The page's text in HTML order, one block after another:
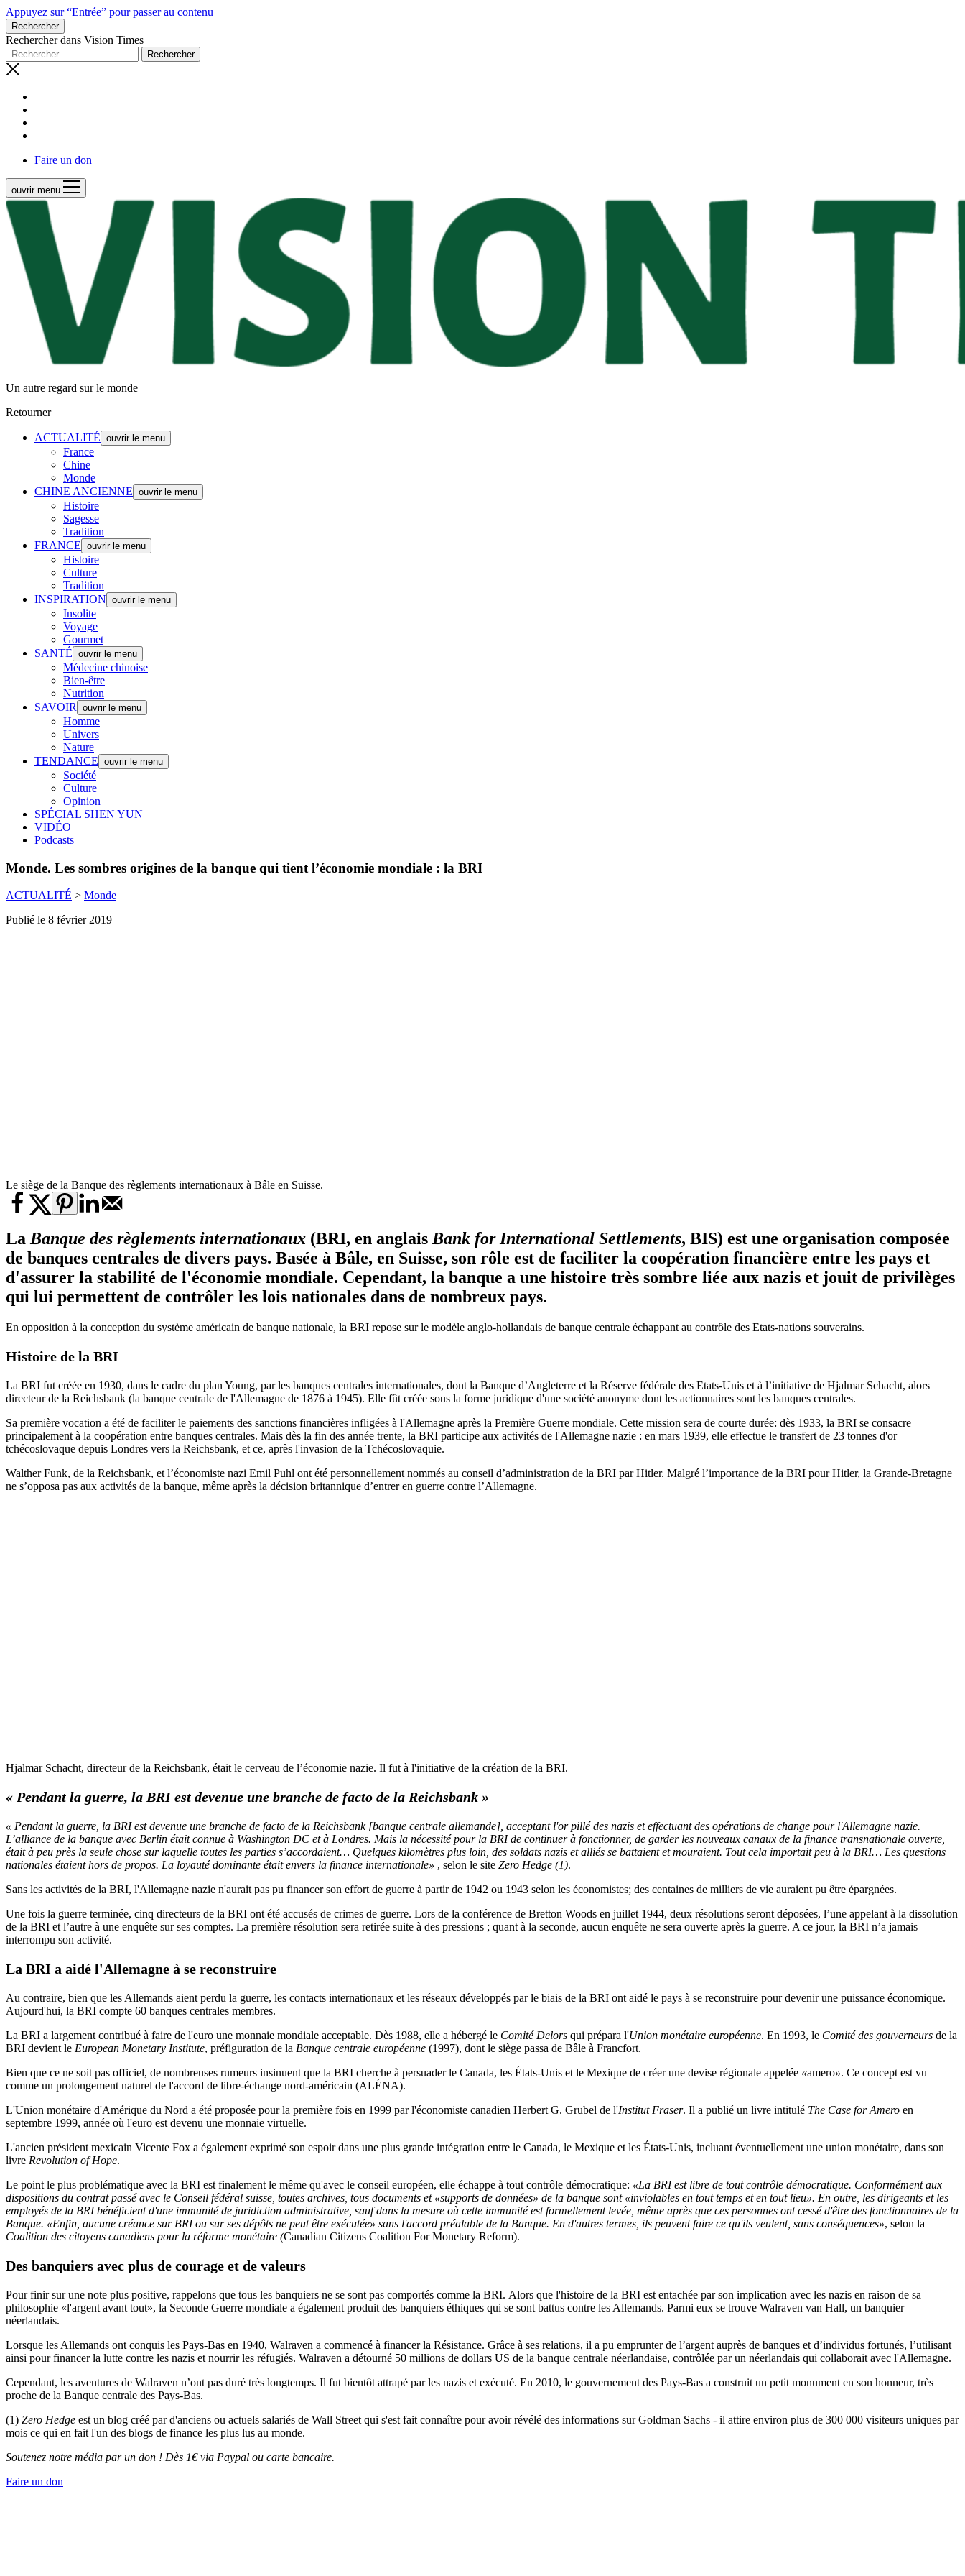
Appuyez sur “Entrée” pour passer au contenu
Rechercher
Rechercher dans Vision Times
Faire un don
ouvrir menu
Un autre regard sur le monde
Retourner
ACTUALITÉ ouvrir le menu
France
Chine
Monde
CHINE ANCIENNE ouvrir le menu
Histoire
Sagesse
Tradition
FRANCE ouvrir le menu
Histoire
Culture
Tradition
INSPIRATION ouvrir le menu
Insolite
Voyage
Gourmet
SANTÉ ouvrir le menu
Médecine chinoise
Bien-être
Nutrition
SAVOIR
ouvrir le menu
Homme
Univers
Nature
TENDANCE ouvrir le menu
Société
Culture
Opinion
SPÉCIAL SHEN YUN
VIDÉO
Podcasts
Monde. Les sombres origines de la banque qui tient l’économie mondiale : la BRI
ACTUALITÉ > Monde
Publié le 8 février 2019
Le siège de la Banque des règlements internationaux à Bâle en Suisse.
LaBanque des règlements internationaux (BRI, en anglaisBank for International Settlements, BIS) est une organisation composée
de banques centrales de divers pays. Basée à Bâle, en Suisse, son rôle est de faciliter la coopération financière entre les pays et
d'assurer la stabilité de l'économie mondiale. Cependant, la banque a une histoire très sombre liée aux nazis et jouit de privilèges
qui lui permettent de contrôler les lois nationales dans de nombreux pays.
En opposition à la conception du système américain de banque nationale, la BRI repose sur le modèle anglo-hollandais de banque centrale échappant au contrôle des Etats-nations souverains.
Histoire de la BRI
La BRI fut créée en 1930, dans le cadre du plan Young, par les banques centrales internationales, dont la Banque d’Angleterre et la Réserve fédérale des Etats-Unis et à l’initiative de Hjalmar Schacht, alors
directeur de la Reichsbank (la banque centrale de l'Allemagne de 1876 à 1945). Elle fût créée sous la forme juridique d'une société anonyme dont les actionnaires sont les banques centrales.
Sa première vocation a été de faciliter le paiements des sanctions financières infligées à l'Allemagne après la Première Guerre mondiale. Cette mission sera de courte durée: dès 1933, la BRI se consacre
principalement à la coopération entre banques centrales. Mais dès la fin des année trente, la BRI participe aux activités de l'Allemagne nazie : en mars 1939, elle effectue le transfert de 23 tonnes d'or
tchécoslovaque depuis Londres vers la Reichsbank, et ce, après l'invasion de la Tchécoslovaquie.
Walther Funk, de la Reichsbank, et l’économiste nazi Emil Puhl ont été personnellement nommés au conseil d’administration de la BRI par Hitler. Malgré l’importance de la BRI pour Hitler, la Grande-Bretagne
ne s’opposa pas aux activités de la banque, même après la décision britannique d’entrer en guerre contre l’Allemagne.
Hjalmar Schacht, directeur de la Reichsbank, était le cerveau de l’économie nazie. Il fut à l'initiative de la création de la BRI.
« Pendant la guerre, la BRI est devenue une branche de facto de la Reichsbank »
« Pendant la guerre, la BRI est devenue une branche de facto de la Reichsbank [banque centrale allemande], acceptant l'or pillé des nazis et effectuant des opérations de change pour l'Allemagne nazie.
L’alliance de la banque avec Berlin était connue à Washington DC et à Londres. Mais la nécessité pour la BRI de continuer à fonctionner, de garder les nouveaux canaux de la finance transnationale ouverte,
était à peu près la seule chose sur laquelle toutes les parties s’accordaient… Quelques kilomètres plus loin, des soldats nazis et alliés se battaient et mouraient. Tout cela importait peu à la BRI… Les questions
nationales étaient hors de propos. La loyauté dominante était envers la finance internationale» , selon le site Zero Hedge (1).
Sans les activités de la BRI, l'Allemagne nazie n'aurait pas pu financer son effort de guerre à partir de 1942 ou 1943 selon les économistes; des centaines de milliers de vie auraient pu être épargnées.
Une fois la guerre terminée, cinq directeurs de la BRI ont été accusés de crimes de guerre. Lors de la conférence de Bretton Woods en juillet 1944, deux résolutions seront déposées, l’une appelant à la dissolution
de la BRI et l’autre à une enquête sur ses comptes. La première résolution sera retirée suite à des pressions ; quant à la seconde, aucun enquête ne sera ouverte après la guerre. A ce jour, la BRI n’a jamais
interrompu son activité.
La BRI a aidé l'Allemagne à se reconstruire
Au contraire, bien que les Allemands aient perdu la guerre, les contacts internationaux et les réseaux développés par le biais de la BRI ont aidé le pays à se reconstruire pour devenir une puissance économique.
Aujourd'hui, la BRI compte 60 banques centrales membres.
La BRI a largement contribué à faire de l'euro une monnaie mondiale acceptable. Dès 1988, elle a hébergé le Comité Delors qui prépara l'Union monétaire européenne. En 1993, le Comité des gouverneurs de la
BRI devient le European Monetary Institute, préfiguration de la Banque centrale européenne (1997), dont le siège passa de Bâle à Francfort.
Bien que ce ne soit pas officiel, de nombreuses rumeurs insinuent que la BRI cherche à persuader le Canada, les États-Unis et le Mexique de créer une devise régionale appelée «amero». Ce concept est vu
comme un prolongement naturel de l'accord de libre-échange nord-américain (ALÉNA).
L'Union monétaire d'Amérique du Nord a été proposée pour la première fois en 1999 par l'économiste canadien Herbert G. Grubel de l'Institut Fraser. Il a publié un livre intitulé The Case for Amero en
septembre 1999, année où l'euro est devenu une monnaie virtuelle.
L'ancien président mexicain Vicente Fox a également exprimé son espoir dans une plus grande intégration entre le Canada, le Mexique et les États-Unis, incluant éventuellement une union monétaire, dans son
livre Revolution of Hope.
Le point le plus problématique avec la BRI est finalement le même qu'avec le conseil européen, elle échappe à tout contrôle démocratique: «La BRI est libre de tout contrôle démocratique. Conformément aux
dispositions du contrat passé avec le Conseil fédéral suisse, toutes archives, tous documents et «supports de données» de la banque sont «inviolables en tout temps et en tout lieu». En outre, les dirigeants et les
employés de la BRI bénéficient d'une immunité de juridiction administrative, sauf dans la mesure où cette immunité est formellement levée, même après que ces personnes ont cessé d'être des fonctionnaires de la
Banque. «Enfin, aucune créance sur BRI ou sur ses dépôts ne peut être exécutée» sans l'accord préalable de la Banque. En d'autres termes, ils peuvent faire ce qu'ils veulent, sans conséquences», selon la
Coalition des citoyens canadiens pour la réforme monétaire (Canadian Citizens Coalition For Monetary Reform).
Des banquiers avec plus de courage et de valeurs
Pour finir sur une note plus positive, rappelons que tous les banquiers ne se sont pas comportés comme la BRI. Alors que l'histoire de la BRI est entachée par son implication avec les nazis en raison de sa
philosophie «l'argent avant tout», la Seconde Guerre mondiale a également produit des banquiers éthiques qui se sont battus contre les Allemands. Parmi eux se trouve Walraven van Hall, un banquier
néerlandais.
Lorsque les Allemands ont conquis les Pays-Bas en 1940, Walraven a commencé à financer la Résistance. Grâce à ses relations, il a pu emprunter de l’argent auprès de banques et d’individus fortunés, l’utilisant
ainsi pour financer la lutte contre les nazis et nourrir les réfugiés. Walraven a détourné 50 millions de dollars US de la banque centrale néerlandaise, contrôlée par un néerlandais qui collaborait avec l'Allemagne.
Cependant, les aventures de Walraven n’ont pas duré très longtemps. Il fut bientôt attrapé par les nazis et exécuté. En 2010, le gouvernement des Pays-Bas a construit un petit monument en son honneur, très
proche de la Banque centrale des Pays-Bas.
(1) Zero Hedge est un blog créé par d'anciens ou actuels salariés de Wall Street qui s'est fait connaître pour avoir révélé des informations sur Goldman Sachs - il attire environ plus de 300 000 visiteurs uniques par
mois ce qui en fait l'un des blogs de finance les plus lus au monde.
Soutenez notre média par un don ! Dès 1€ via Paypal ou carte bancaire.
Faire un don